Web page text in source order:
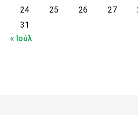
24
25 26 27
31
« Ιούλ